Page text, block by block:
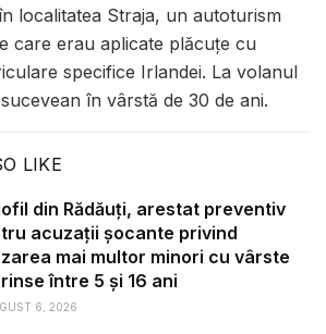
localitatea Straja, un autoturism
care erau aplicate plăcuțe cu
specifice Irlandei. La volanul
în vârstă de 30 de ani.
LIKE
din Rădăuți, arestat preventiv
acuzații șocante privind
mai multor minori cu vârste
între 5 și 16 ani
6, 2026